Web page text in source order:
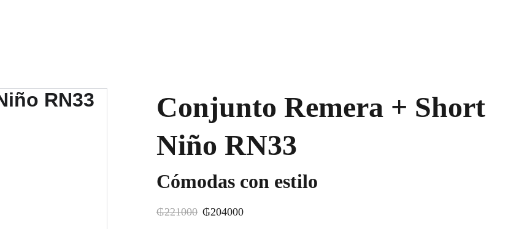
Conjunto Remera + Short
Niño RN33
Cómodas con estilo
₲221000 ₲204000